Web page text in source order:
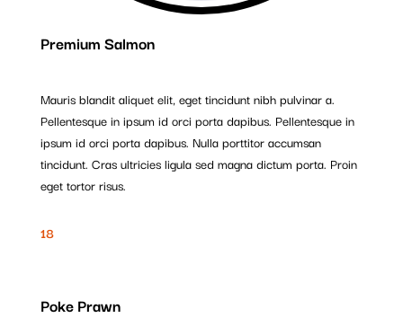
Premium Salmon
Mauris blandit aliquet elit, eget tincidunt nibh pulvinar a.
Pellentesque in ipsum id orci porta dapibus. Pellentesque in
ipsum id orci porta dapibus. Nulla porttitor accumsan
tincidunt. Cras ultricies ligula sed magna dictum porta. Proin
eget tortor risus.
18
Poke Prawn